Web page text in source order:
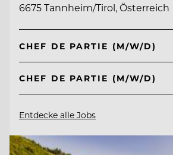
6675 Tannheim/Tirol, Österreich
CHEF DE PARTIE (M/W/D)
CHEF DE PARTIE (M/W/D)
Entdecke alle Jobs